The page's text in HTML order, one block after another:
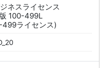
ネスライセンス
100-499L
ライセンス)